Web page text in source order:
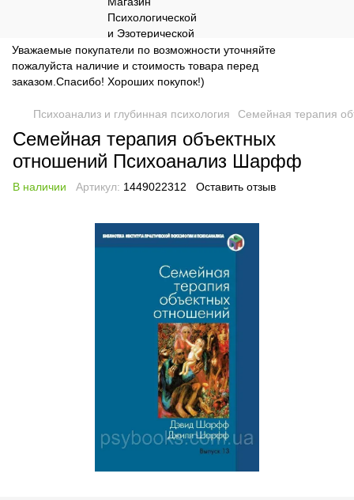
Уважаемые покупатели по возможности уточняйте
пожалуйста наличие и стоимость товара перед
заказом.Спасибо! Хороших покупок!)
Психоанализ и глубинная психология Семейная терапия
Семейная терапия объектных
отношений Психоанализ Шарфф
В наличии Артикул: 1449022312 Оставить отзыв